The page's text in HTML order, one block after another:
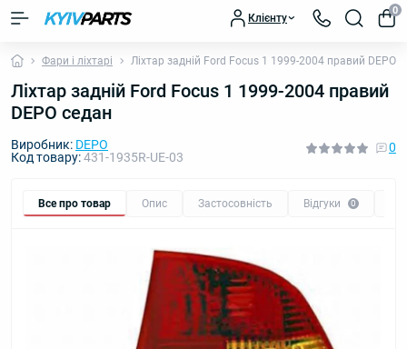
Клієнту
0
Фари і ліхтарі Ліхтар задній Ford Focus 1 1999-2004 правий DEPO
Ліхтар задній Ford Focus 1 1999-2004 правий
DEPO седан
Виробник: DEPO
Код товару:431-1935R-UE-03
0
Все про товар Опис Застосовність Відгуки 0